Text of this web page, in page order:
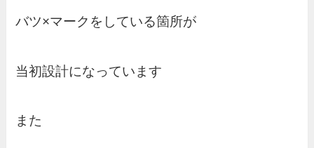
バツ×マークをしている箇所が
当初設計になっています
また